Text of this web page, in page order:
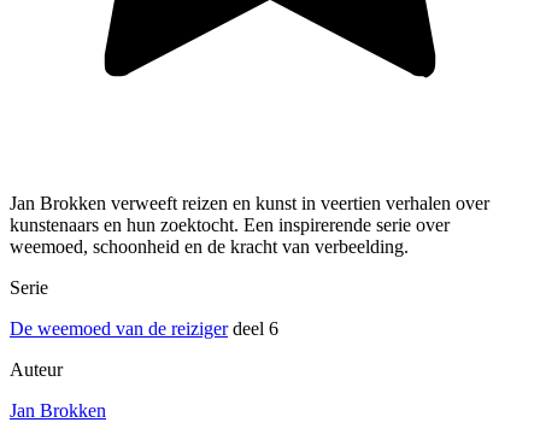
Jan Brokken verweeft reizen en kunst in veertien verhalen over
kunstenaars en hun zoektocht. Een inspirerende serie over
weemoed, schoonheid en de kracht van verbeelding.
Serie
De weemoed van de reizigerdeel 6
Auteur
Jan Brokken